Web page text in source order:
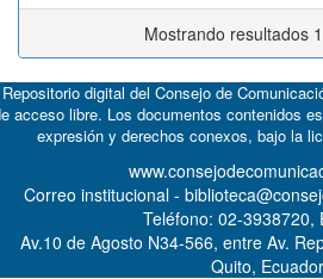
Mostrando resultados
digital del Consejo de
acceso libre. Los documentos contenidos
expresión y derechos conexos, bajo la
Correo institucional -
Teléfono: 02-3938720,
Av.10 de Agosto N34-566, entre Av.
Quito, Ecuador